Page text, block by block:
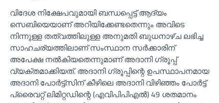
വിദേശ നിക്ഷേപവുമായി ബന്ധപ്പെട്ട് ആദ്യം
സെബിയെയാണ് അറിയിക്കേണ്ടതെന്നും അവിടെ
നിന്നുള്ള തത്വത്തിലുള്ള അനുമതി ബുധനാഴ്ച ലഭിച്ച
സാഹചര്യത്തിലാണ് സംസ്ഥാന സര്‍ക്കാരിന്
അപേക്ഷ നല്‍കിയതെന്നുമാണ് അദാനി ഗ്രൂപ്പ്
വ്യക്തമാക്കിയത്. അദാനി ഗ്രൂപ്പിന്റെ ഉപസ്ഥാപനമായ
അദാനി പോര്‍ട്ട്‌സിന് കീഴിലെ അദാനി വിഴിഞ്ഞം പോര്‍ട്ട്
പ്രൈവറ്റ് ലിമിറ്റഡിന്റെ (എവിപിപിഎല്‍) 49 ശതമാനം